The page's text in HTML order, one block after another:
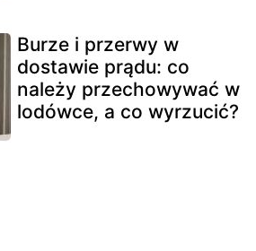
Burze i przerwy w
dostawie prądu: co
należy przechowywać w
lodówce, a co wyrzucić?